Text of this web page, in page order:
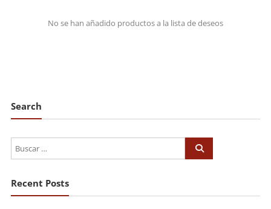
No se han añadido productos a la lista de deseos
Search
Recent Posts